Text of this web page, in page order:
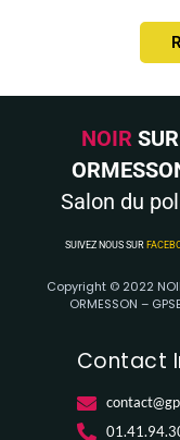
NOIRSUR
Salon du
SUIVEZ NOUS SUR
Copyright © 2022
ORMESSON –
Contact